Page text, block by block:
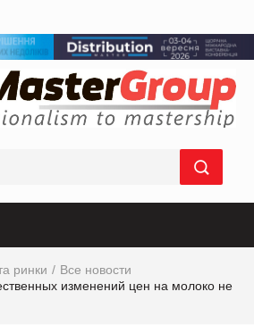
ринки
Все новости
изменений цен на молоко не